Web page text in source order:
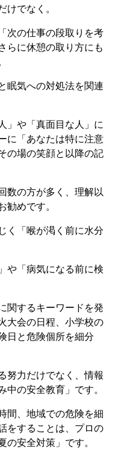
けでなく。
次の仕事の段取りを考
らに休憩の取り方にも
眠気への対処法を関連
」や「真面目な人」に
に「あなたは特に注意
の場の笑顔と以降の記
数の方が多く、理解以
勧めです。
く「喉が渇く前に水分
や「病気になる前に検
関するキーワードを発
大会の日程、小学校の
日と危険個所を細分
努力だけでなく、情報
中の安全教育」です。
間、地域での危険を細
をすることは、プロの
の安全対策」です。